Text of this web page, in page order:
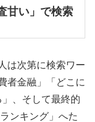
甘い」で検索
は次第に検索ワー
者金融」「どこに
、そして最終的
ンキング」へた